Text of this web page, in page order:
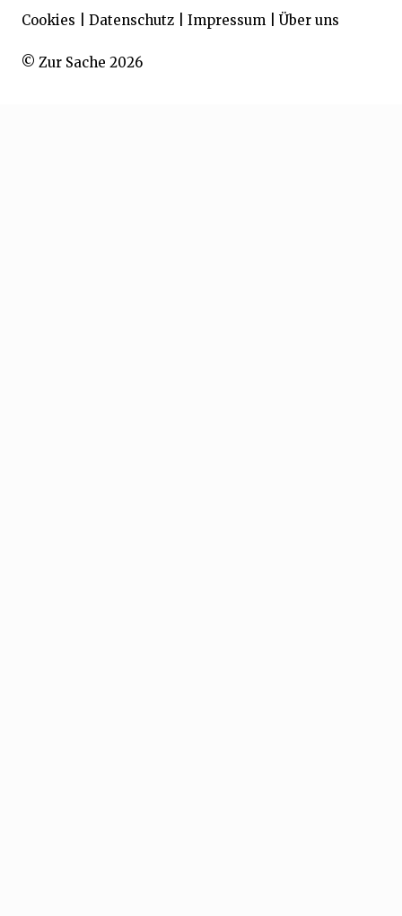
© Zur Sache 2026
Cookies Datenschutz Impressum Über uns